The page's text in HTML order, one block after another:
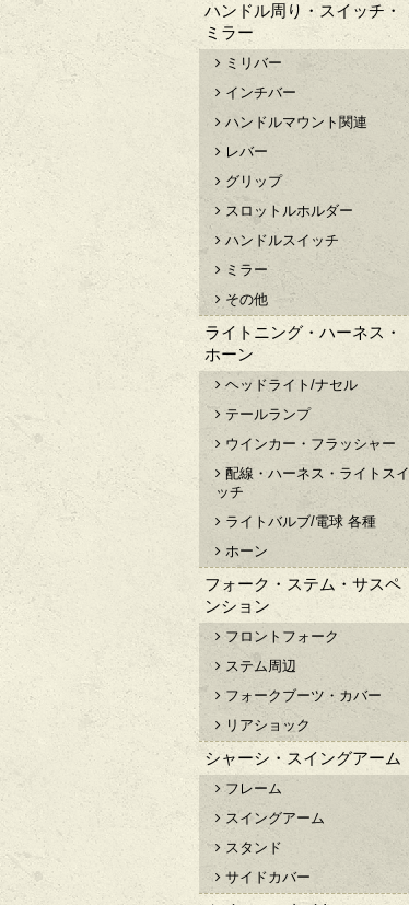
ハンドル周り・スイッチ・
ミラー
ミリバー
インチバー
ハンドルマウント関連
レバー
グリップ
スロットルホルダー
ハンドルスイッチ
ミラー
その他
ライトニング・ハーネス・
ホーン
ヘッドライト/ナセル
テールランプ
ウインカー・フラッシャー
配線・ハーネス・ライトスイ
ッチ
ライトバルブ/電球 各種
ホーン
フォーク・ステム・サスペ
ンション
フロントフォーク
ステム周辺
フォークブーツ・カバー
リアショック
シャーシ・スイングアーム
フレーム
スイングアーム
スタンド
サイドカバー